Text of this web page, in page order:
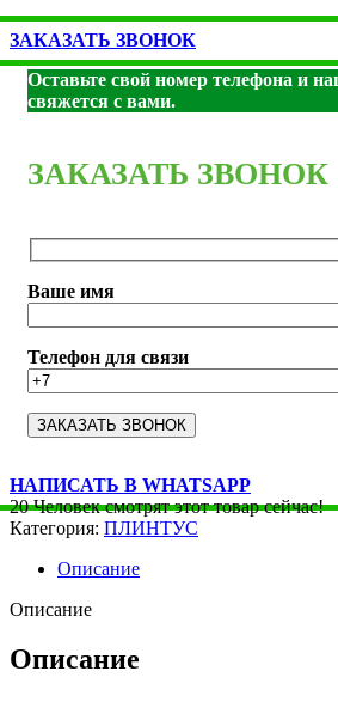
ЗАКАЗАТЬ ЗВОНОК
Оставьте свой номер телефона и
свяжется с вами.
ЗАКАЗАТЬ ЗВОНОК
Ваше имя
Телефон для связи
НАПИСАТЬ В WHATSAPP
20 Человек смотрят этот товар сейчас!
Категория: ПЛИНТУС
Описание
Описание
Описание